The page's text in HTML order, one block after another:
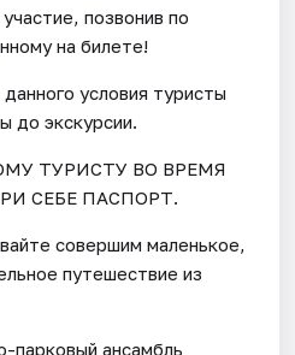
позвонив по
на билете!
условия туристы
до экскурсии.
ТУРИСТУ ВО ВРЕМЯ
СЕБЕ ПАСПОРТ.
совершим маленькое,
путешествие из
парковый ансамбль